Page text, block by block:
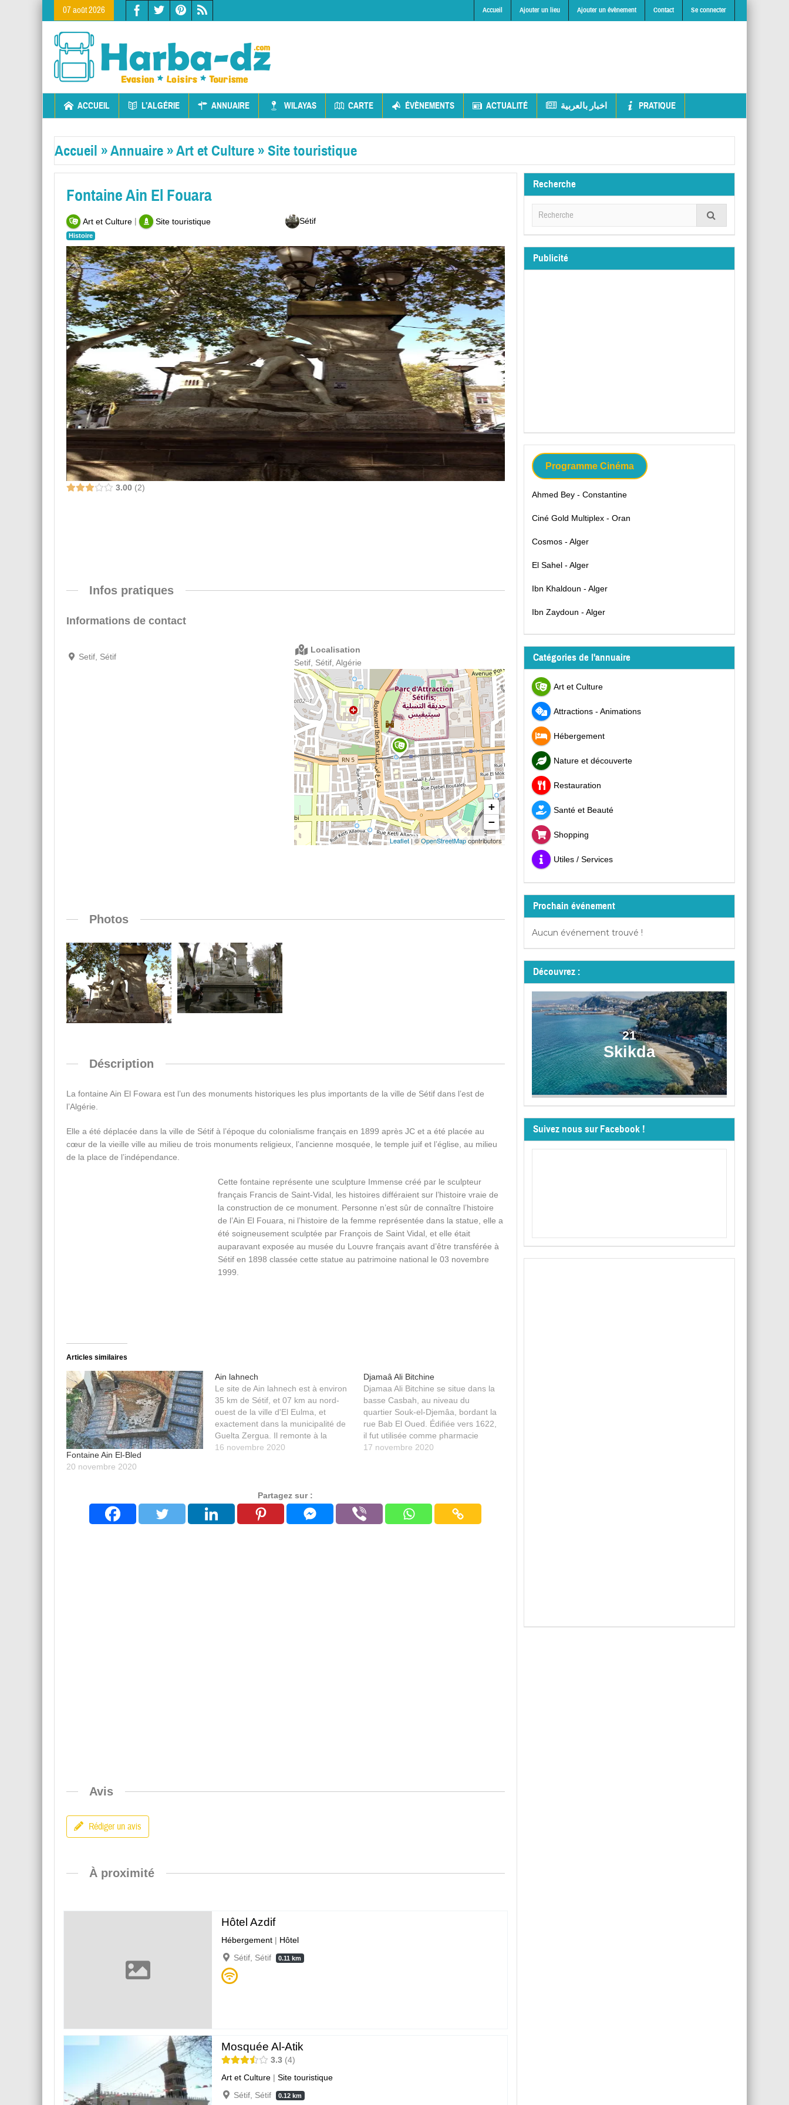
07 août 2026 Accueil Ajouter un lieu Ajouter un évènement Contact Se connecter
ACCUEIL L’ALGÉRIE ANNUAIRE WILAYAS CARTE ÉVÈNEMENTS ACTUALITÉ اخبار بالعربية PRATIQUE
Accueil »Annuaire »Art et Culture »Site touristique
Fontaine Ain El Fouara
Art et Culture | Site touristique
Histoire
Sétif
3.00 2
Infos pratiques
Informations de contact
Setif, Sétif
Localisation
Setif, Sétif, Algérie
+
−
Leaflet| ©OpenStreetMapcontributors
Photos
Déscription
La fontaine Ain El Fowara est l’un des monuments historiques les plus importants de la ville de Sétif dans l’est de
l’Algérie.
Elle a été déplacée dans la ville de Sétif à l’époque du colonialisme français en 1899 après JC et a été placée au
cœur de la vieille ville au milieu de trois monuments religieux, l’ancienne mosquée, le temple juif et l’église, au milieu
de la place de l’indépendance.
Cette fontaine représente une sculpture Immense créé par le sculpteur
français Francis de Saint-Vidal, les histoires différaient sur l’histoire vraie de
la construction de ce monument. Personne n’est sûr de connaître l’histoire
de l’Ain El Fouara, ni l’histoire de la femme représentée dans la statue, elle a
été soigneusement sculptée par François de Saint Vidal, et elle était
auparavant exposée au musée du Louvre français avant d’être transférée à
Sétif en 1898 classée cette statue au patrimoine national le 03 novembre
1999.
Articles similaires
Fontaine Ain El-Bled
20 novembre 2020
Ain lahnech
Le site de Ain lahnech est à environ
35 km de Sétif, et 07 km au nord-
ouest de la ville d'El Eulma, et
exactement dans la municipalité de
Guelta Zergua. Il remonte à la
période préhistorique. Les
16 novembre 2020
Djamaâ Ali Bitchine
Djamaa Ali Bitchine se situe dans la
basse Casbah, au niveau du
quartier Souk-el-Djemâa, bordant la
rue Bab El Oued. Édifiée vers 1622,
il fut utilisée comme pharmacie
centrale de l’armée française
17 novembre 2020
Partagez sur :
Avis
Rédiger un avis
À proximité
Hôtel Azdif
Hébergement| Hôtel
Sétif, Sétif
0.11 km
Mosquée Al-Atik
3.3 4
Art et Culture| Site touristique
Sétif, Sétif
0.12 km
Recherche
Publicité
Programme Cinéma
Ahmed Bey - Constantine
Ciné Gold Multiplex - Oran
Cosmos - Alger
El Sahel - Alger
Ibn Khaldoun - Alger
Ibn Zaydoun - Alger
Catégories de l'annuaire
Art et Culture
Attractions - Animations
Hébergement
Nature et découverte
Restauration
Santé et Beauté
Shopping
Utiles / Services
Prochain événement
Aucun événement trouvé !
Découvrez :
21
Skikda
Suivez nous sur Facebook !